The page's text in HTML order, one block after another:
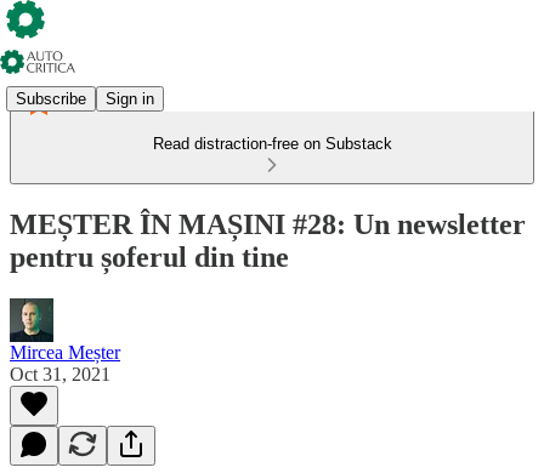
Subscribe Sign in
Read distraction-free on Substack
MEȘTER ÎN MAȘINI #28: Un newsletter
pentru șoferul din tine
Mircea Meșter
Oct 31, 2021